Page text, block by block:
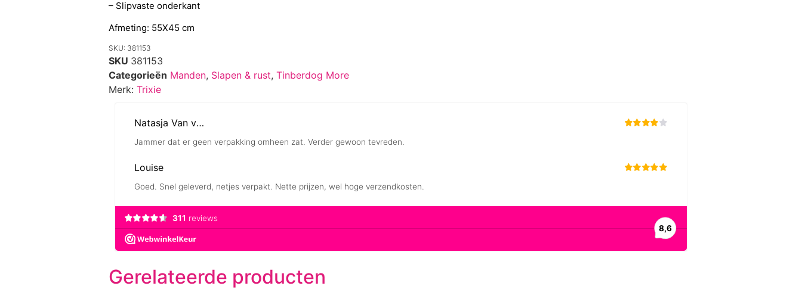
– Slipvaste onderkant
Afmeting: 55X45 cm
SKU: 381153
SKU 381153
Categorieën Manden, Slapen & rust, Tinberdog More
Merk: Trixie
Gerelateerde producten